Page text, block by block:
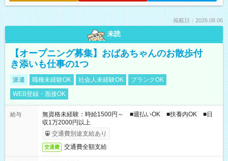
掲載日：2026.08.06
未読
【オープニング募集】おばあちゃんのお散歩付
き添いも仕事の1つ
派遣 職種未経験OK 社会人未経験OK
ブランクOK
WEB登録・面接OK
給与
無資格未経験：時給1500円～ ■週払いOK ■扶養内OK ■日
収1万2000円以上
交通費別途支給あり
交通費 交通費全額支給